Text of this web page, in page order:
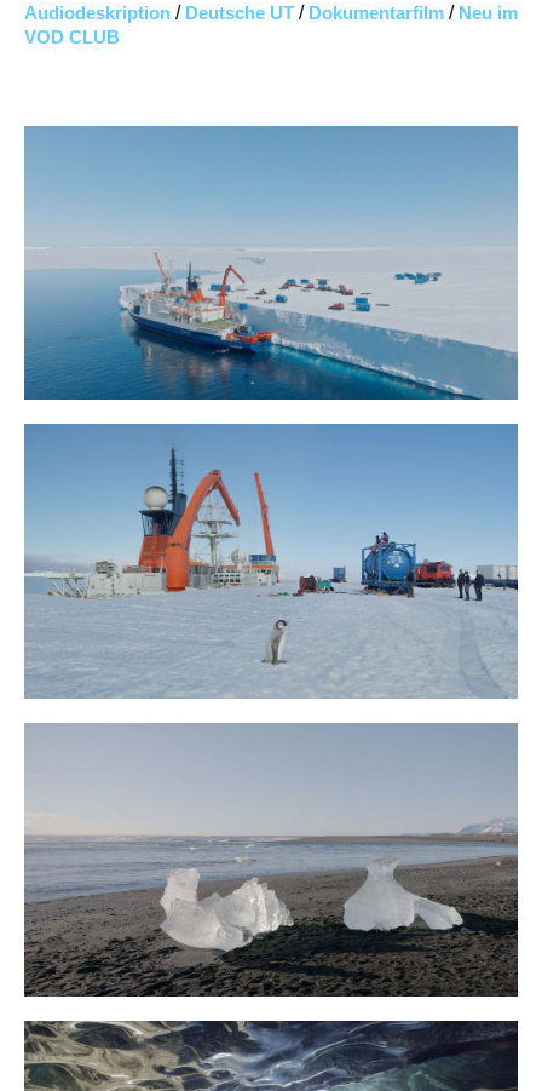
Audiodeskription / Deutsche UT / Dokumentarfilm / Neu im
VOD CLUB